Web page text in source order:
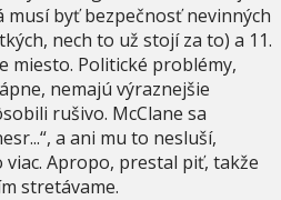
byť bezpečnosť nevinných
nech to už stojí za to) a 11.
miesto. Politické problémy,
nemajú výraznejšie
rušivo. McClane sa
a ani mu to nesluší,
Apropo, prestal piť, takže
stretávame.